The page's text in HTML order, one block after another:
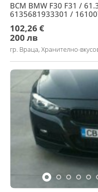
BCM BMW F30 F31 /
6135681933301 /
102,26 €
200 лв
гр. Враца, Хранително-